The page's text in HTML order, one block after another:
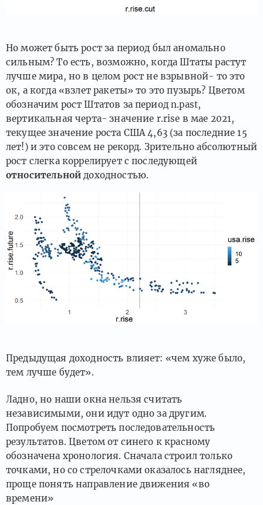
Но может быть рост за период был аномально
сильным? То есть, возможно, когда Штаты растут
лучше мира, но в целом рост не взрывной- то это
ок, а когда «взлет ракеты» то это пузырь? Цветом
обозначим рост Штатов за период n.past,
вертикальная черта- значение r.rise в мае 2021,
текущее значение роста США 4,63 (за последние 15
лет!) и это совсем не рекорд. Зрительно абсолютный
рост слегка коррелирует с последующей
относительной доходностью.
Предыдущая доходность влияет: «чем хуже было,
тем лучше будет».
Ладно, но наши окна нельзя считать
независимыми, они идут одно за другим.
Попробуем посмотреть последовательность
результатов. Цветом от синего к красному
обозначена хронология. Сначала строил только
точками, но со стрелочками оказалось нагляднее,
проще понять направление движения «во
времени»